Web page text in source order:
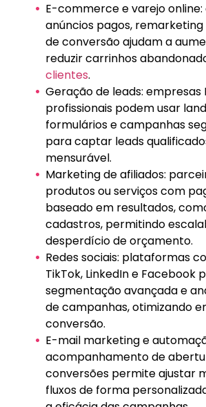
E-commerce e varejo
anúncios pagos,
de conversão ajudam a
reduzir carrinhos
clientes.
Geração de leads: empresas
profissionais podem usar
formulários e campanhas
para captar leads
mensurável.
Marketing de afiliados:
produtos ou serviços com
baseado em resultados,
cadastros, permitindo
desperdício de orçamento.
Redes sociais: plataformas
TikTok, LinkedIn e Facebook
segmentação avançada e
de campanhas, otimizando
conversão.
E-mail marketing e
acompanhamento de
conversões permite ajustar
fluxos de forma